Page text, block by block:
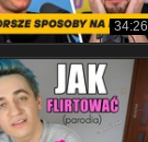
34:26